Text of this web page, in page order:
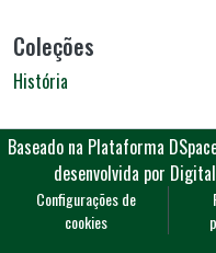
Coleções
História
Baseado na Plataforma
desenvolvida por
Configurações de
cookies